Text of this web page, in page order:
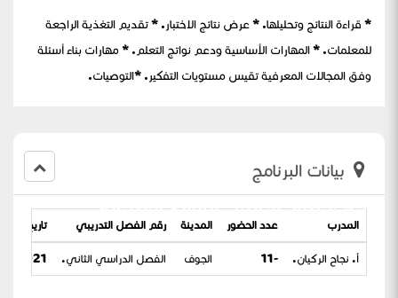
نواتج التعلم وتقليل الفاقد التعليمي
* قراءة النتائج وتحليلها. * عرض نتائج الاختبار. * تقديم التغذية الراجعة
للمعلمات. * المهارات الأساسية ودعم نواتج التعلم. * مهارات بناء أسئلة
وفق المجالات المعرفية تقيس مستويات التفكير. *التوصيات.
بيانات البرنامج
المدرب عدد الحضور المدينة رقم الفصل التدريبي تاريخ
أ. نجاح الركيان. -11 الجوف الفصل الدراسي الثاني. / 11-07-1442